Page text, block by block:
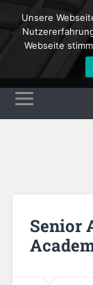
Senior
Unsere
Webseite